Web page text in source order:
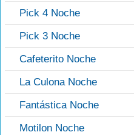
Pick 4 Noche
Pick 3 Noche
Cafeterito Noche
La Culona Noche
Fantástica Noche
Motilon Noche